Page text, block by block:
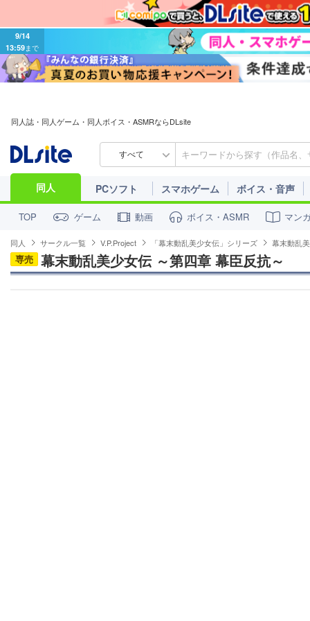
9/14
13:59まで
同人誌・同人ゲーム・同人ボイス・ASMRならDLsite
すべて
同人 PCソフト スマホゲーム ボイス・音声
TOP ゲーム 動画 ボイス・ASMR マン
同人 サークル一覧 V.P.Project 「幕末動乱美少女伝」シリーズ 幕末動乱
専売 幕末動乱美少女伝 ～第四章 幕臣反抗～